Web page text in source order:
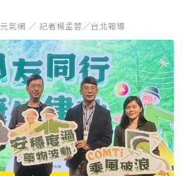
元氣網 ／ 記者楊孟蓉／台北報導